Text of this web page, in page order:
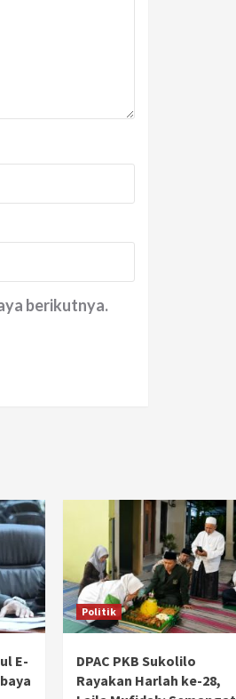
berikutnya.
E-
Politik
DPAC PKB Sukolilo
Rayakan Harlah ke-28,